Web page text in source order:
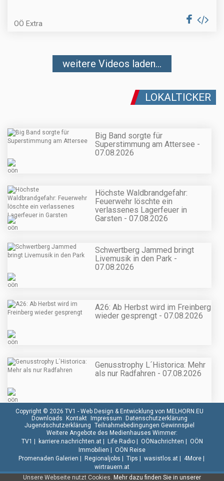
OÖ Extra
weitere Videos laden...
LOKALTICKER
Big Band sorgte für
Superstimmung am Attersee -
07.08.2026
Höchste Waldbrandgefahr:
Feuerwehr löschte ein
verlassenes Lagerfeuer in
Garsten - 07.08.2026
Schwertberg Jammed bringt
Livemusik in den Park -
07.08.2026
A26: Ab Herbst wird im Freinberg
wieder gesprengt - 07.08.2026
Genusstrophy L´Historica: Mehr
als nur Radfahren - 07.08.2026
Unsere Webseite nutzt Cookies. Mehr dazu finden Sie in unserer
Copyright © 2026 TV1 - Web Design & Entwicklung von MELHORN.EU
Downloads Kontakt Impressum Datenschutzerklärung
Jugendschutzerklärung Teilnahmebedingungen Gewinnspiel
Weitere Angebote des Medienhauses Wimmer:
TV1 | karriere.nachrichten.at| Life Radio| OÖNachrichten | OÖN
Immobilien | OÖN Reise
Promenaden Galerien | Regionaljobs | Tips | wasistlos.at| 4More|
wirtrauern.at